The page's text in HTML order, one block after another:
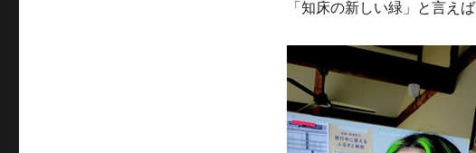
「知床の新しい緑」と言えば